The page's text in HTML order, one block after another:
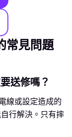
常見問題
送修嗎？
線或設定造成的
行解決。只有摔